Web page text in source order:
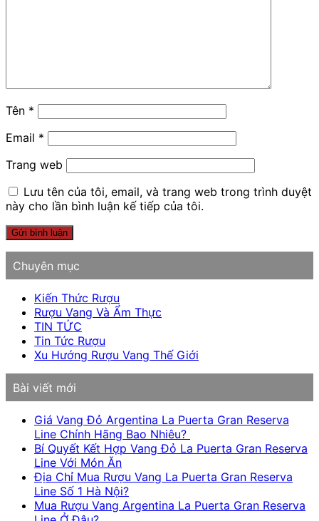
Tên *
Email *
Trang web
Lưu tên của tôi, email, và trang web trong trình duyệt
này cho lần bình luận kế tiếp của tôi.
Chuyên mục
Kiến Thức Rượu
Rượu Vang Và Ẩm Thực
TIN TỨC
Tin Tức Rượu
Xu Hướng Rượu Vang Thế Giới
Bài viết mới
Giá Vang Đỏ Argentina La Puerta Gran Reserva
Line Chính Hãng Bao Nhiêu?
Bí Quyết Kết Hợp Vang Đỏ La Puerta Gran Reserva
Line Với Món Ăn
Địa Chỉ Mua Rượu Vang La Puerta Gran Reserva
Line Số 1 Hà Nội?
Mua Rượu Vang Argentina La Puerta Gran Reserva